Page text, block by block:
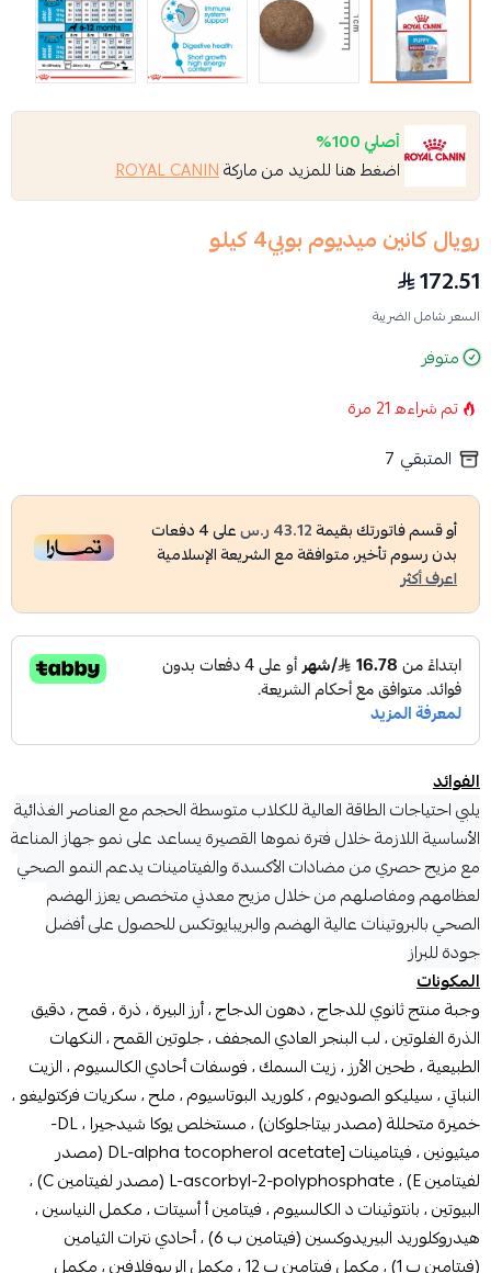
أصلي 100%
اضغط هنا للمزيد من ماركةROYAL CANIN
رويال كانين ميديوم بوبي4 كيلو
172.51
السعر شامل الضريبة
متوفر
تم شراءه21 مرة
المتبقي 7
أو قسم فاتورتك بقيمة43.12 ر.س على4دفعات
بدون رسوم تأخير، متوافقة مع الشريعة الإسلامية
اعرف أكثر
الفوائد
يلبي احتياجات الطاقة العالية للكلاب متوسطة الحجم مع العناصر الغذائية
الأساسية اللازمة خلال فترة نموها القصيرة يساعد على نمو جهاز المناعة
مع مزيج حصري من مضادات الأكسدة والفيتامينات يدعم النمو الصحي
لعظامهم ومفاصلهم من خلال مزيج معدني متخصص يعزز الهضم
الصحي بالبروتينات عالية الهضم والبريبايوتكس للحصول على أفضل
جودة للبراز
المكونات
وجبة منتج ثانوي للدجاج ، دهون الدجاج ، أرز البيرة ، ذرة ، قمح ، دقيق
الذرة الغلوتين ، لب البنجر العادي المجفف ، جلوتين القمح ، النكهات
الطبيعية ، طحين الأرز ، زيت السمك ، فوسفات أحادي الكالسيوم ، الزيت
النباتي ، سيليكو الصوديوم ، كلوريد البوتاسيوم ، ملح ، سكريات فركتوليغو ،
خميرة متحللة (مصدر بيتاجلوكان) ، مستخلص يوكا شيدجيرا ، DL-
ميثيونين ، فيتامينات [DL-alpha tocopherol acetate (مصدر
لفيتامين E) ، L-ascorbyl-2-polyphosphate (مصدر لفيتامين C) ،
البيوتين ، بانتوثينات د الكالسيوم ، فيتامين أ أسيتات ، مكمل النياسين ،
هيدروكلوريد البيريدوكسين (فيتامين ب 6) ، أحادي نترات الثيامين
(فيتامين ب 1) ، مكمل فيتامين ب 12 ، مكمل الريبوفلافين ، مكمل